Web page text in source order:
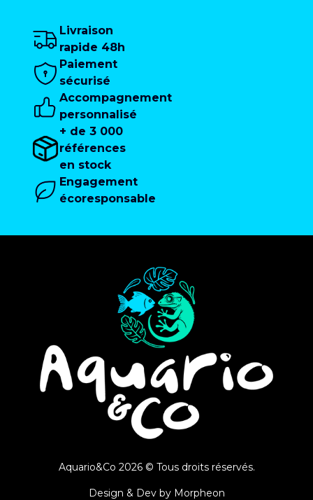
Livraison
rapide 48h
Paiement
sécurisé
Accompagnement
personnalisé
+ de 3 000
références
en stock
Engagement
écoresponsable
Aquario&Co 2026 © Tous droits réservés.
Design & Dev by Morpheon